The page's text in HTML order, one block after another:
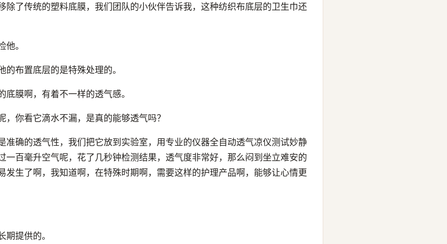
除了传统的塑料底膜，我们团队的小伙伴告诉我，这种纺织布底层的卫生巾还
他。
的布置底层的是特殊处理的。
底膜啊，有着不一样的透气感。
，你看它滴水不漏，是真的能够透气吗？
准确的透气性，我们把它放到实验室，用专业的仪器全自动透气凉仪测试妙静
一百毫升空气呢，花了几秒钟检测结果，透气度非常好，那么闷到坐立难安的
发生了啊，我知道啊，在特殊时期啊，需要这样的护理产品啊，能够让心情更
期提供的。